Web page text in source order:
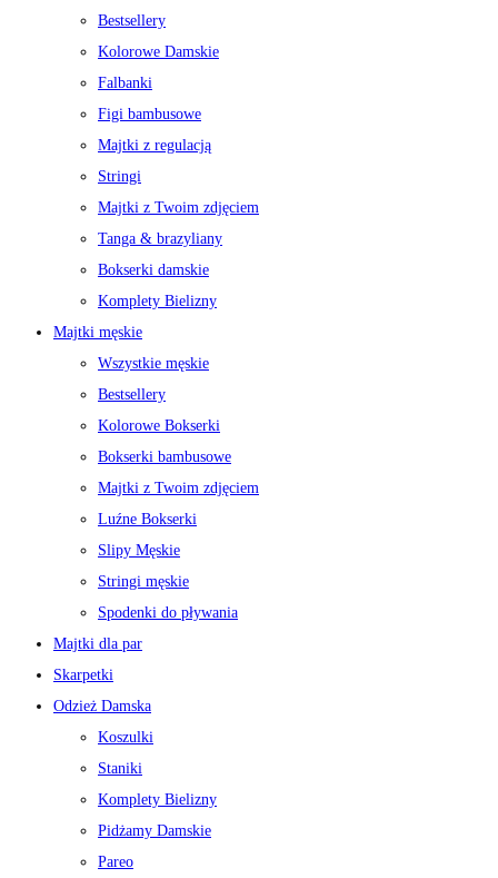
Bestsellery
Kolorowe Damskie
Falbanki
Figi bambusowe
Majtki z regulacją
Stringi
Majtki z Twoim zdjęciem
Tanga & brazyliany
Bokserki damskie
Komplety Bielizny
Majtki męskie
Wszystkie męskie
Bestsellery
Kolorowe Bokserki
Bokserki bambusowe
Majtki z Twoim zdjęciem
Luźne Bokserki
Slipy Męskie
Stringi męskie
Spodenki do pływania
Majtki dla par
Skarpetki
Odzież Damska
Koszulki
Staniki
Komplety Bielizny
Pidżamy Damskie
Pareo